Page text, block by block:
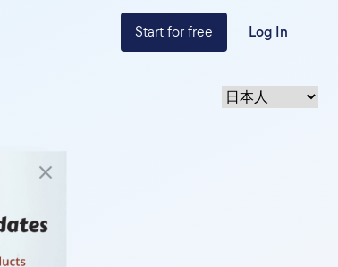
Start for free Log In